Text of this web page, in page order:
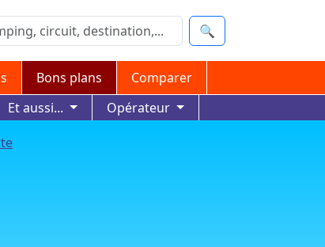
🔍
Bons plans
Comparer
Et aussi...
Opérateur